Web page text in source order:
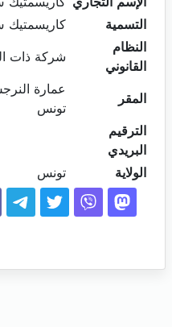
التسمية
النظام
القانوني
شركة ذات
المقر
تونس
الترقيم
البريدي
الولاية
تونس